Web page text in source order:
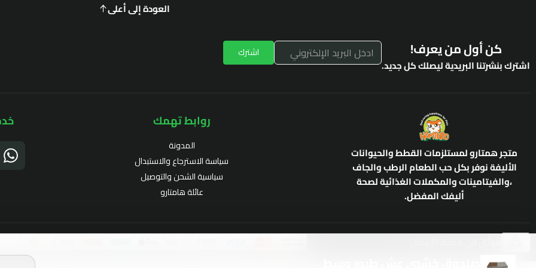
العودة إلى أعلى
كن أول من يعرف!
اشترك بنشرتنا البريدية ليصلك كل جديد.
اشترك
متجر همتارو لمستلزمات القطط والحيوانات
الأليفة نوفر بكل حب الطعام الرطب والجاف
،والفيتامينات والمكملات الغذائية لصحة
أليفك المفضل.
روابط تهمك
المدونة
سياسة الاسترجاع والاستبدال
سياسية الشحن والتوصيل
عائلة هامتارو